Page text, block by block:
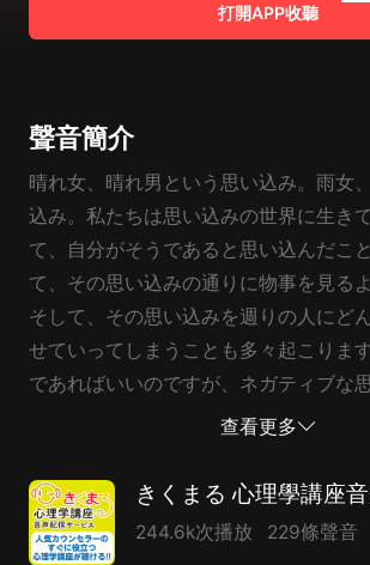
打開APP收聽
聲音簡介
晴れ女、晴れ男という思い込み。雨女
込み。私たちは思い込みの世界に生き
て、自分がそうであると思い込んだこ
て、その思い込みの通りに物事を見る
そして、その思い込みを週りの人にど
せていってしまうことも多々起こりま
であればいいのですが、ネガティブな
ば、あまり良い影響を週りには與える
でいきたいでしょうか？臺風によって
ヒーリングワークが中止になる中、唯
でのヒーリングワークのレクチャー音源
查看更多
244.6k次播放 229條聲音